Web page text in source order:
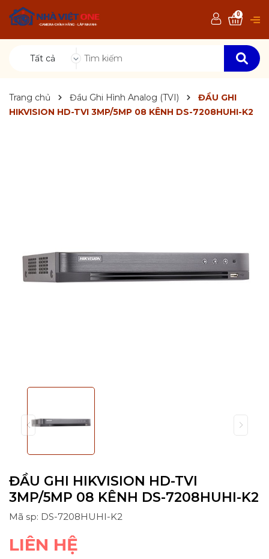
Tất cả
0
Trang chủ Đầu Ghi Hình Analog (TVI)
ĐẦU GHI
HIKVISION HD-TVI 3MP/5MP 08 KÊNH DS-7208HUHI-K2
ĐẦU GHI HIKVISION HD-TVI
3MP/5MP 08 KÊNH DS-7208HUHI-K2
Mã sp: DS-7208HUHI-K2
LIÊN HỆ